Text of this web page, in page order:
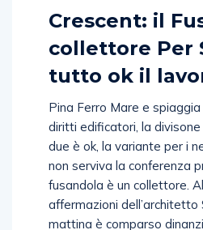
Crescent: il
collettore Per
tutto ok il
Pina Ferro Mare e
diritti edificatori, la
due è ok, la variante per i
non serviva la conferenza
fusandola è un collettore.
affermazioni dell’architetto
mattina è comparso